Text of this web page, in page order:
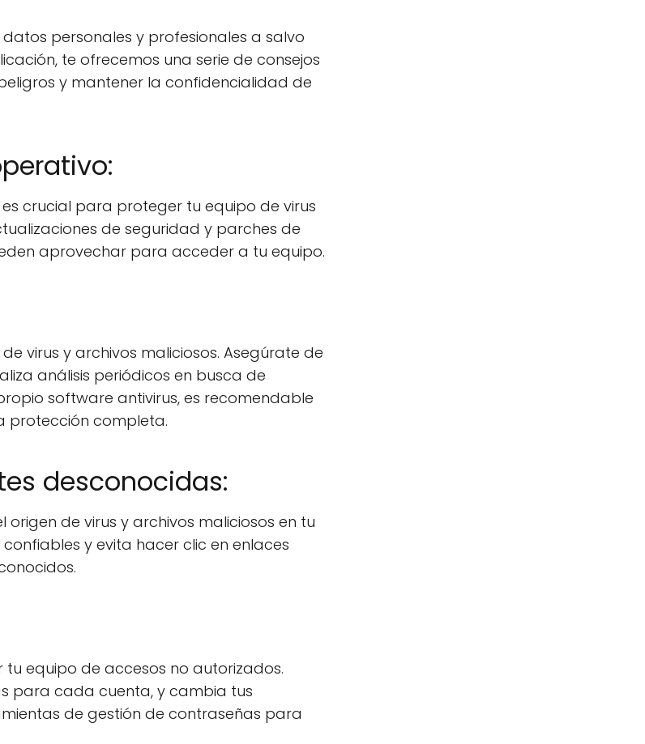
personales y profesionales a salvo
te ofrecemos una serie de consejos
y mantener la confidencialidad de
crucial para proteger tu equipo de virus
de seguridad y parches de
aprovechar para acceder a tu equipo.
virus y archivos maliciosos. Asegúrate de
análisis periódicos en busca de
software antivirus, es recomendable
protección completa.
desconocidas:
de virus y archivos maliciosos en tu
y evita hacer clic en enlaces
equipo de accesos no autorizados.
para cada cuenta, y cambia tus
de gestión de contraseñas para